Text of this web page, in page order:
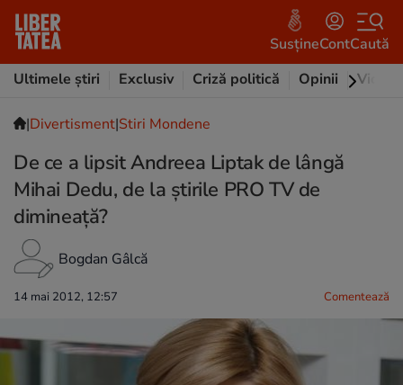
SusțineContCaută
Ultimele știri
Exclusiv Criză politică Opinii Video
|Divertisment|Stiri Mondene
De ce a lipsit Andreea Liptak de lângă
Mihai Dedu, de la ştirile PRO TV de
dimineaţă?
Bogdan Gâlcă
14 mai 2012, 12:57 Comentează